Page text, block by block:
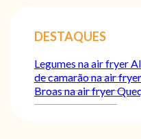
DESTAQUES
Legumes na air fryer
de camarão na air
Broas na air fryer